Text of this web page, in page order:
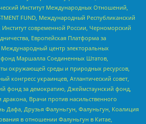
Институт Международных Отношений,
FUND, Международный Республиканский
Институт современной России, Черноморский
Европейская Платформа за
центр электоральных
фонд Маршалла Соединенных Штатов,
окружающей среды и природных ресурсов,
конгресс украинцев, Атлантический совет,
фонд за демократию, Джеймстаунский фонд,
Врачи против насильственного
Дафа, Друзья Фалуньгун, Фалуньгун, Коалиция
в отношении Фалуньгун в Китае,